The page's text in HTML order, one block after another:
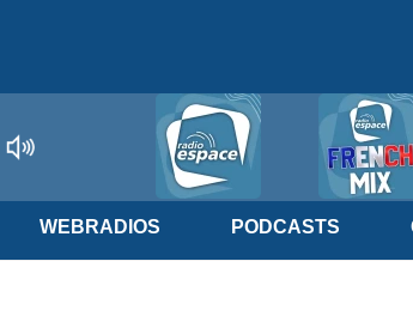
WEBRADIOS PODCASTS